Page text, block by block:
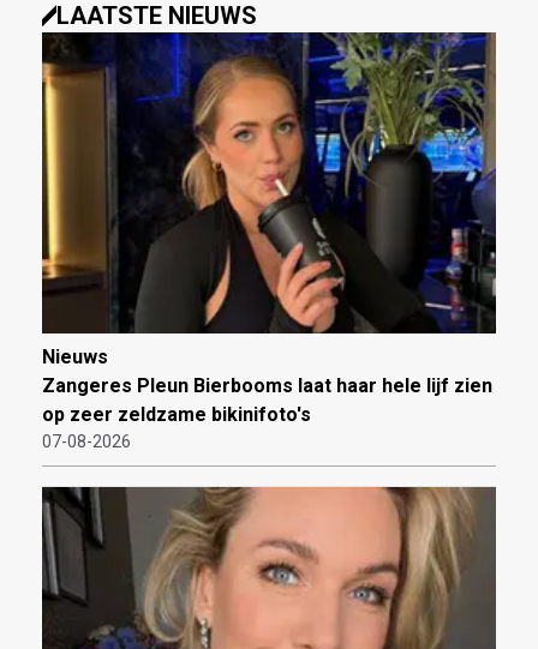
LAATSTE NIEUWS
Nieuws
Zangeres Pleun Bierbooms laat haar hele lijf zien
op zeer zeldzame bikinifoto's
07-08-2026